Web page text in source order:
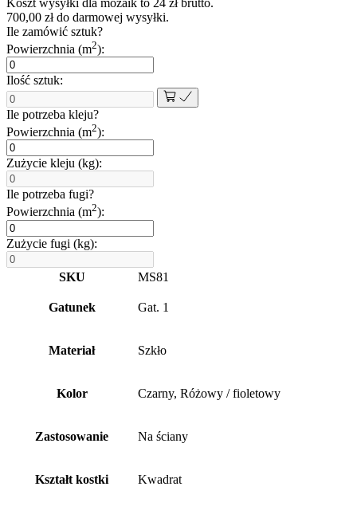
nero
czarna
lila
brokat
30x30
cm
8
mm
700,00 złdo darmowej wysyłki.
Ile zamówić sztuk?
Powierzchnia (m2):
Ilość sztuk:
Ile potrzeba kleju?
Powierzchnia (m2):
Zużycie kleju (kg):
Ile potrzeba fugi?
Powierzchnia (m2):
Zużycie fugi (kg):
SKU MS81
Gatunek Gat. 1
Materiał Szkło
Kolor Czarny, Różowy / fioletowy
Zastosowanie Na ściany
Kształt kostki Kwadrat